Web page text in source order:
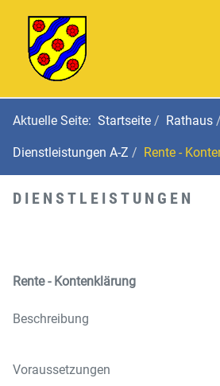
Aktuelle Seite: Startseite Rathaus
Dienstleistungen A-Z Rente -
DIENSTLEISTUNGEN
Rente - Kontenklärung
Beschreibung
Voraussetzungen